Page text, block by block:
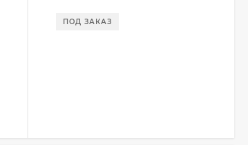
ПОД ЗАКАЗ